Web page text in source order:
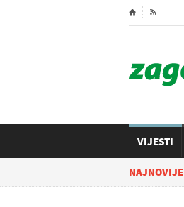
⌂ 
VIJESTI
NAJNOVIJE
06.08.2026. u